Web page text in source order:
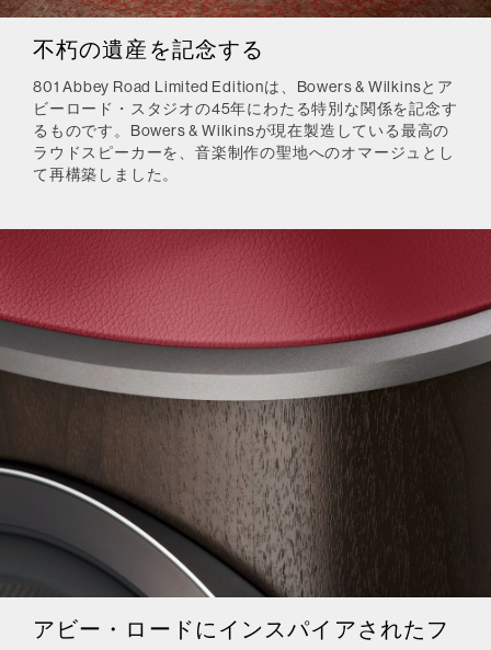
不朽の遺産を記念する
801 Abbey Road Limited Editionは、Bowers & Wilkinsとア
ビーロード・スタジオの45年にわたる特別な関係を記念す
るものです。Bowers & Wilkinsが現在製造している最高の
ラウドスピーカーを、音楽制作の聖地へのオマージュとし
て再構築しました。
アビー・ロードにインスパイアされたフ